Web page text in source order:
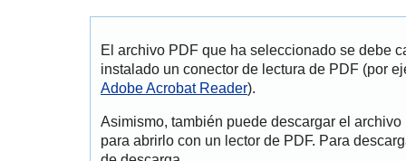
El archivo PDF que ha seleccionado se debe
instalado un conector de lectura de PDF (por
Adobe Acrobat Reader).
Asimismo, también puede descargar el
para abrirlo con un lector de PDF. Para